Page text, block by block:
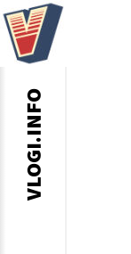
VLOGI.INFO